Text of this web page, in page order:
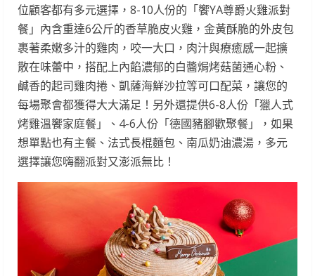
位顧客都有多元選擇，8-10人份的「饗YA尊爵火雞派對
餐」內含重達6公斤的香草脆皮火雞，金黃酥脆的外皮包
裹著柔嫩多汁的雞肉，咬一大口，肉汁與療癒感一起擴
散在味蕾中，搭配上內餡濃郁的白醬焗烤菇菌通心粉、
鹹香的起司雞肉捲、凱薩海鮮沙拉等可口配菜，讓您的
每場聚會都獲得大大滿足！另外還提供6-8人份「獵人式
烤雞溫饗家庭餐」、4-6人份「德國豬腳歡聚餐」，如果
想單點也有主餐、法式長棍麵包、南瓜奶油濃湯，多元
選擇讓您嗨翻派對又澎派無比！